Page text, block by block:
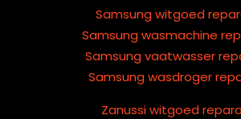
Samsung witgoed
Samsung wasmachine
Samsung vaatwasser
Samsung wasdroger
Zanussi witgoed